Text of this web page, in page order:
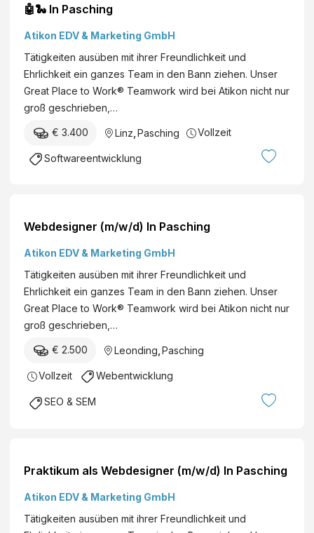
🤖🐍 In Pasching
Atikon EDV & Marketing GmbH
Tätigkeiten ausüben mit ihrer Freundlichkeit und
Ehrlichkeit ein ganzes Team in den Bann ziehen. Unser
Great Place to Work® Teamwork wird bei Atikon nicht nur
groß geschrieben,…
€ 3.400 Linz Pasching Vollzeit
Softwareentwicklung
Webdesigner (m/w/d) In Pasching
Atikon EDV & Marketing GmbH
Tätigkeiten ausüben mit ihrer Freundlichkeit und
Ehrlichkeit ein ganzes Team in den Bann ziehen. Unser
Great Place to Work® Teamwork wird bei Atikon nicht nur
groß geschrieben,…
€ 2.500 Leonding Pasching
Vollzeit Webentwicklung
SEO & SEM
Praktikum als Webdesigner (m/w/d) In Pasching
Atikon EDV & Marketing GmbH
Tätigkeiten ausüben mit ihrer Freundlichkeit und